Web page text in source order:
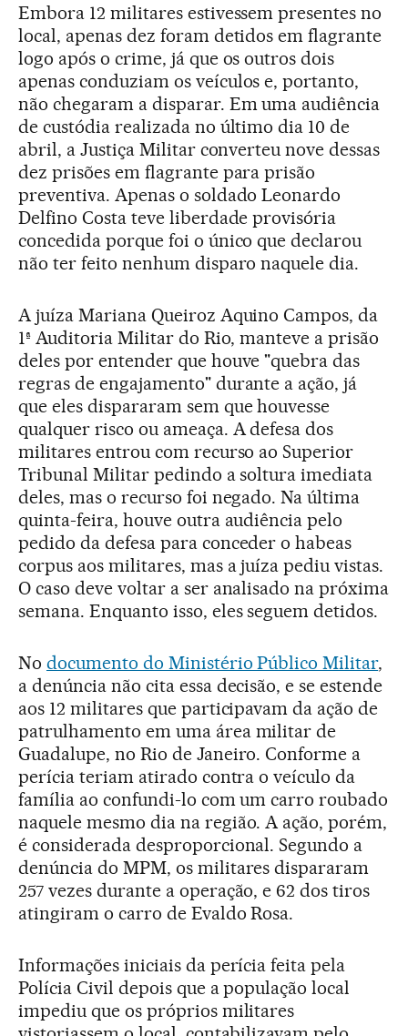
Embora 12 militares estivessem presentes no
local, apenas dez foram detidos em flagrante
logo após o crime, já que os outros dois
apenas conduziam os veículos e, portanto,
não chegaram a disparar. Em uma audiência
de custódia realizada no último dia 10 de
abril, a Justiça Militar converteu nove dessas
dez prisões em flagrante para prisão
preventiva. Apenas o soldado Leonardo
Delfino Costa teve liberdade provisória
concedida porque foi o único que declarou
não ter feito nenhum disparo naquele dia.
A juíza Mariana Queiroz Aquino Campos, da
1ª Auditoria Militar do Rio, manteve a prisão
deles por entender que houve "quebra das
regras de engajamento" durante a ação, já
que eles dispararam sem que houvesse
qualquer risco ou ameaça. A defesa dos
militares entrou com recurso ao Superior
Tribunal Militar pedindo a soltura imediata
deles, mas o recurso foi negado. Na última
quinta-feira, houve outra audiência pelo
pedido da defesa para conceder o habeas
corpus aos militares, mas a juíza pediu vistas.
O caso deve voltar a ser analisado na próxima
semana. Enquanto isso, eles seguem detidos.
No documento do Ministério Público Militar,
a denúncia não cita essa decisão, e se estende
aos 12 militares que participavam da ação de
patrulhamento em uma área militar de
Guadalupe, no Rio de Janeiro. Conforme a
perícia teriam atirado contra o veículo da
família ao confundi-lo com um carro roubado
naquele mesmo dia na região. A ação, porém,
é considerada desproporcional. Segundo a
denúncia do MPM, os militares dispararam
257 vezes durante a operação, e 62 dos tiros
atingiram o carro de Evaldo Rosa.
Informações iniciais da perícia feita pela
Polícia Civil depois que a população local
impediu que os próprios militares